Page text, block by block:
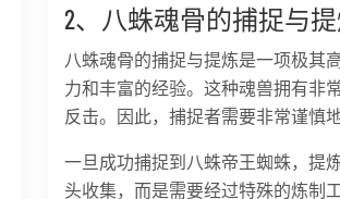
2、八蛛魂骨的捕捉与
八蛛魂骨的捕捉与提炼是一项极其
力和丰富的经验。这种魂兽拥有非
反击。因此，捕捉者需要非常谨慎
一旦成功捕捉到八蛛帝王蜘蛛，提
头收集，而是需要经过特殊的炼制